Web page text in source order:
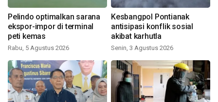
Pelindo optimalkan sarana
ekspor-impor di terminal
peti kemas
Rabu, 5 Agustus 2026
Kesbangpol Pontianak
antisipasi konflik sosial
akibat karhutla
Senin, 3 Agustus 2026